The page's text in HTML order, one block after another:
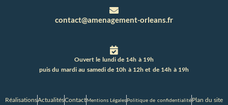
contact@amenagement-orleans.fr
Ouvert le lundi de 14h à 19h
puis du mardi au samedi de 10h à 12h et de 14h à 19h
RéalisationsActualitésContactMentions LégalesPolitique de confidentialitéPlan du site